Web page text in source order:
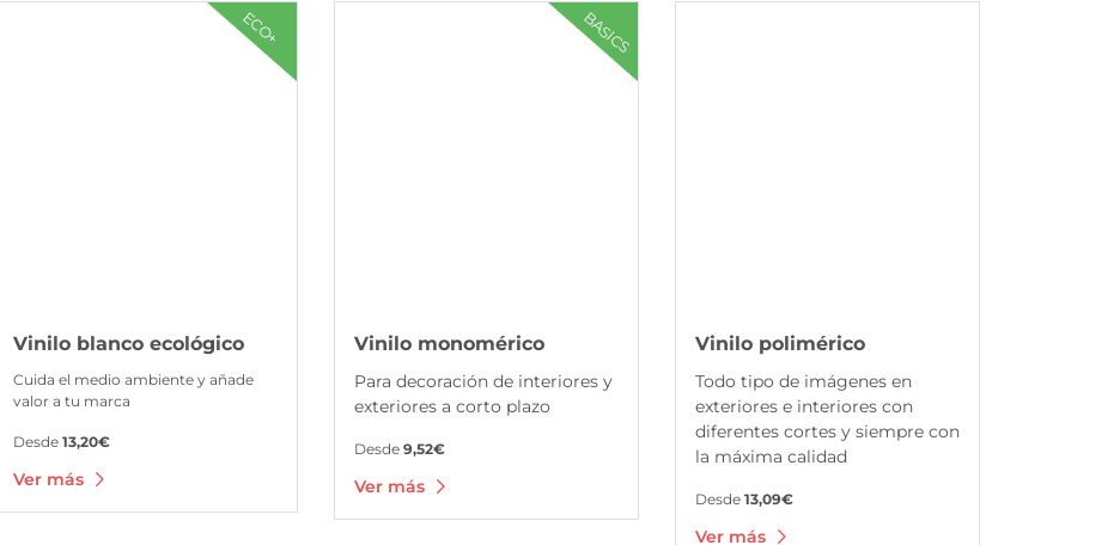
ECO+
Vinilo blanco ecológico
Cuida el medio ambiente y añade
valor a tu marca
Desde 13,20€
Ver más
Ver más Vinilo blanco ecológico BASICS
Vinilo monomérico
Para decoración de interiores y
exteriores a corto plazo
Desde 9,52€
Ver más
Vinilo polimérico
Todo tipo de imágenes en
exteriores e interiores con
diferentes cortes y siempre con
la máxima calidad
Desde 13,09€
Ver más